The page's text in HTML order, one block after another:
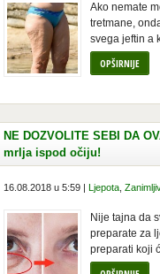
Ako nemate
tretmane,
svega jeftin a
OPŠIRNIJE
NE DOZVOLITE SEBI DA
mrlja ispod očiju!
16.08.2018 u 5:59 | Ljepota
Nije tajna da
preparate za
preparati koji